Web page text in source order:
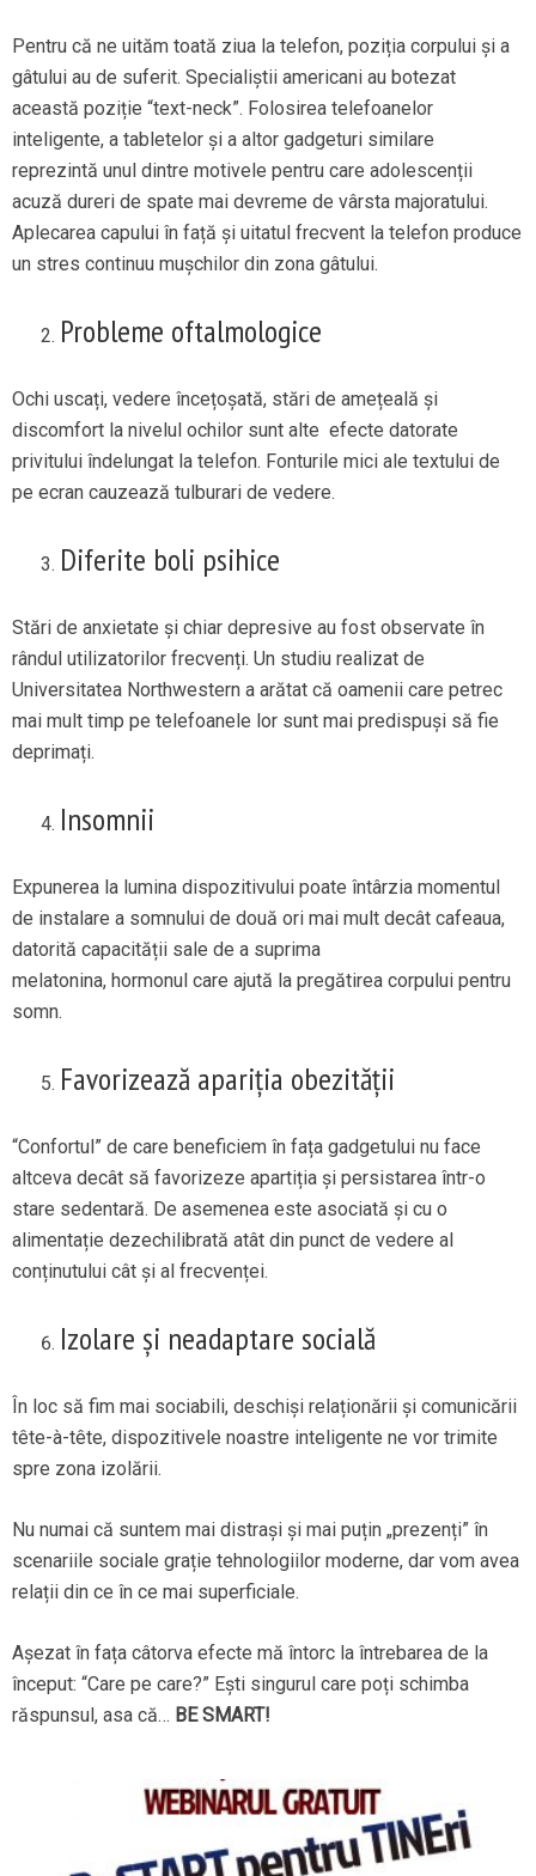
Pentru că ne uităm toată ziua la telefon, poziția corpului și a
gâtului au de suferit. Specialiștii americani au botezat
această poziție “text-neck”. Folosirea telefoanelor
inteligente, a tabletelor și a altor gadgeturi similare
reprezintă unul dintre motivele pentru care adolescenții
acuză dureri de spate mai devreme de vârsta majoratului.
Aplecarea capului în față și uitatul frecvent la telefon produce
un stres continuu mușchilor din zona gâtului.
Probleme oftalmologice
Ochi uscați, vedere încețoșată, stări de amețeală și
discomfort la nivelul ochilor sunt alte efecte datorate
privitului îndelungat la telefon. Fonturile mici ale textului de
pe ecran cauzează tulburari de vedere.
Diferite boli psihice
Stări de anxietate și chiar depresive au fost observate în
rândul utilizatorilor frecvenți. Un studiu realizat de
Universitatea Northwestern a arătat că oamenii care petrec
mai mult timp pe telefoanele lor sunt mai predispuși să fie
deprimați.
Insomnii
Expunerea la lumina dispozitivului poate întârzia momentul
de instalare a somnului de două ori mai mult decât cafeaua,
datorită capacității sale de a suprima
melatonina, hormonul care ajută la pregătirea corpului pentru
somn.
Favorizează apariția obezității
“Confortul” de care beneficiem în fața gadgetului nu face
altceva decât să favorizeze apartiția și persistarea într-o
stare sedentară. De asemenea este asociată și cu o
alimentație dezechilibrată atât din punct de vedere al
conținutului cât și al frecvenței.
Izolare și neadaptare socială
În loc să fim mai sociabili, deschiși relaționării și comunicării
tête-à-tête, dispozitivele noastre inteligente ne vor trimite
spre zona izolării.
Nu numai că suntem mai distrași și mai puțin „prezenți” în
scenariile sociale grație tehnologiilor moderne, dar vom avea
relații din ce în ce mai superficiale.
Așezat în fața câtorva efecte mă întorc la întrebarea de la
început: “Care pe care?” Ești singurul care poți schimba
răspunsul, asa că… BE SMART!